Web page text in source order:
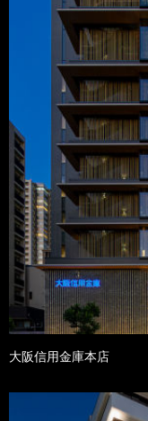
大阪信用金庫本店